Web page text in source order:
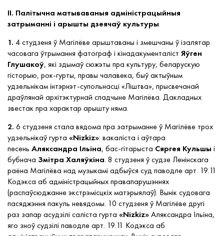
II. Палітычна матываваныя адміністрацыйныя
затрыманні і арышты дзеячаў культуры
1. 4 студзеня ў Магілёве арыштаваны і змешчаны ў ізалятар
часовага ўтрымання фатограф і кінадакументаліст Яўген
Глушакоў, які здымаў сюжэты пра культуру, беларускую
гісторыю, рок-гурты, правы чалавека, быў актыўным
удзельнікам інтэрнэт-супольнасці «Ліштва», прысвечанай
драўлянай архітэктурнай спадчыне Магілёва. Дакладных
звестак пра характар арышту няма.
2. 6 студзеня стала вядома пра затрыманне ў Магілёве трох
удзельнікаў гурта «Nizkiz»: вакаліста і аўтара
песень Аляксандра Ільіна, бас-гітарыста Сяргея Кульшы і
бубнача Змітра Халяўкіна. 8 студзеня ў судзе Ленінскага
раёна Магілёва над музыкамі адбыўся суд паводле арт. 19.11
Кодэкса аб адмiнiстрацыйных правапарушэннях
(распаўсюджанне экстрэмісцкіх матэрыялаў). Вынік судовага
пасяджэння пакуль невядомы. 10 студзеня ў Магілёве другі
раз запар асудзілі саліста гурта «Nizkiz»Аляксандра Ільіна,
яго зноў судзілі паводле арт. 19.11 Кодэкса аб